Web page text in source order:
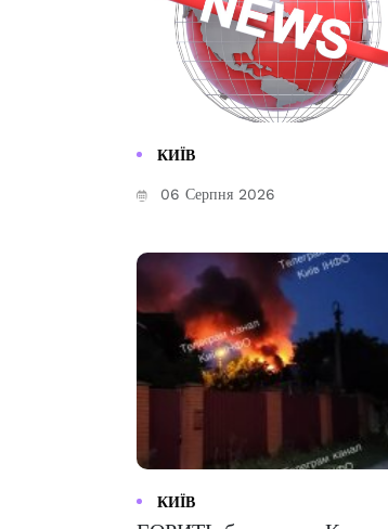
КИЇВ
06 Серпня 2026
КИЇВ